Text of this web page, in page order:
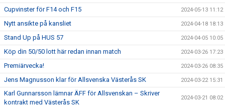
Cupvinster för F14 och F15 2024-05-13 11:12
Nytt ansikte på kansliet 2024-04-18 18:13
Stand Up på HUS 57 2024-04-05 10:05
Köp din 50/50 lott här redan innan match 2024-03-26 17:23
Premiärvecka! 2024-03-26 08:35
Jens Magnusson klar för Allsvenska Västerås SK 2024-03-22 15:31
Karl Gunnarsson lämnar ÄFF för Allsvenskan – Skriver
kontrakt med Västerås SK
2024-03-21 08:02